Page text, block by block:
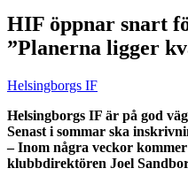
HIF öppnar snart
”Planerna ligger
Helsingborgs IF
Helsingborgs IF är på god
Senast i sommar ska
– Inom några veckor
klubbdirektören Joel